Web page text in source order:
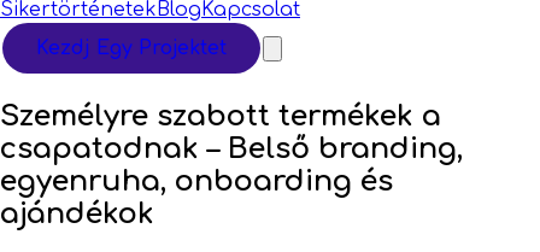
Sikertörténetek BlogKapcsolat
Kezdj Egy Projektet
Személyre szabott termékek a
csapatodnak – Belső branding,
egyenruha, onboarding és
ajándékok